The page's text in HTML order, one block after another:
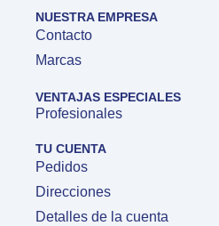
NUESTRA EMPRESA
Contacto
Marcas
VENTAJAS ESPECIALES
Profesionales
TU CUENTA
Pedidos
Direcciones
Detalles de la cuenta